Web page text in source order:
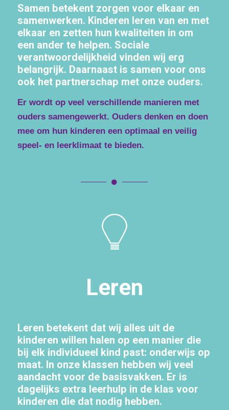
Samen betekent zorgen voor elkaar en
samenwerken. Kinderen leren van en met
elkaar en zetten hun kwaliteiten in om
een ander te helpen. Sociale
verantwoordelijkheid vinden wij erg
belangrijk. Daarnaast is samen voor ons
ook het partnerschap met onze ouders.
Er wordt op veel verschillende manieren met
ouders samengewerkt. Ouders denken en doen
mee om hun kinderen een optimaal en veilig
speel- en leerklimaat te bieden.
Leren
Leren betekent dat wij alles uit de
kinderen willen halen op een manier die
bij elk individueel kind past: onderwijs op
maat. In onze klassen hebben wij veel
aandacht voor de basisvakken. Er is
dagelijks extra leerhulp in de klas voor
kinderen die dat nodig hebben.